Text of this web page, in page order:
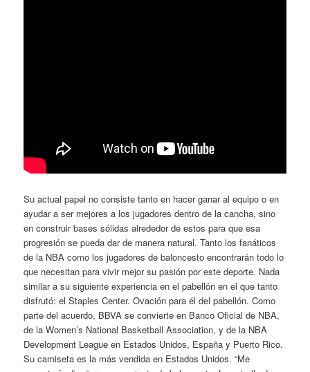
Su actual papel no consiste tanto en hacer ganar al equipo o en
ayudar a ser mejores a los jugadores dentro de la cancha, sino
en construir bases sólidas alrededor de estos para que esa
progresión se pueda dar de manera natural. Tanto los fanáticos
de la NBA como los jugadores de baloncesto encontrarán todo lo
que necesitan para vivir mejor su pasión por este deporte. Nada
similar a su siguiente experiencia en el pabellón en el que tanto
disfrutó: el Staples Center. Ovación para él del pabellón. Como
parte del acuerdo, BBVA se convierte en Banco Oficial de NBA,
de la Women’s National Basketball Association, y de la NBA
Development League en Estados Unidos, España y Puerto Rico.
Su camiseta es la más vendida en Estados Unidos. “Me